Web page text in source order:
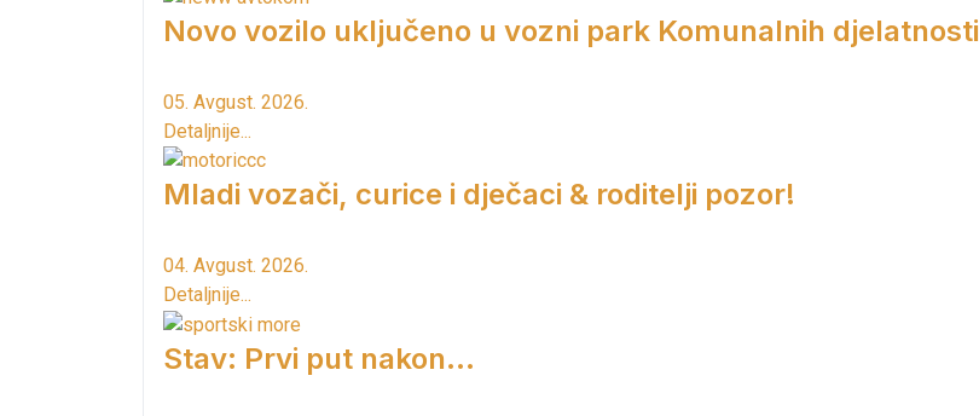
Novo vozilo uključeno u vozni park Komunalnih djelatnosti
05. Avgust. 2026.
Detaljnije...
Mladi vozači, curice i dječaci & roditelji pozor!
04. Avgust. 2026.
Detaljnije...
Stav: Prvi put nakon…